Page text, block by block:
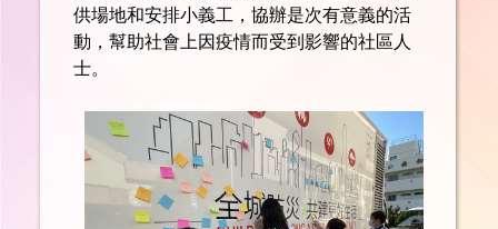
供場地和安排小義工，協辦是次有意義的活
動，幫助社會上因疫情而受到影響的社區人
士。